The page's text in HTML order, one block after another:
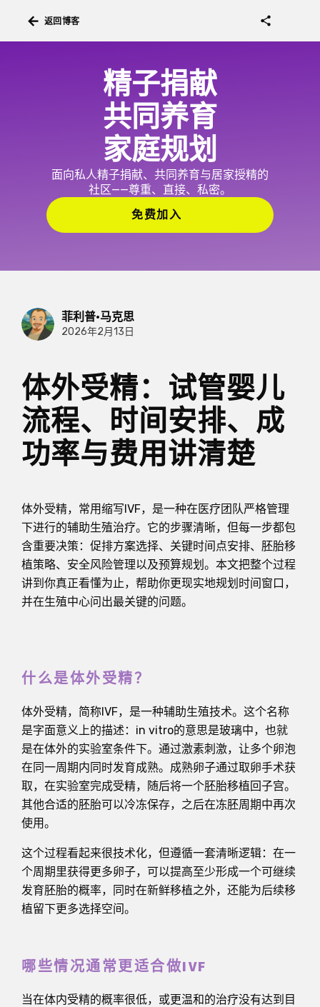
arrow_back 返回博客 share
精子捐献
共同养育
家庭规划
面向私人精子捐献、共同养育与居家授精的
社区——尊重、直接、私密。
免费加入
菲利普·马克思
2026年2月13日
体外受精：试管婴儿
流程、时间安排、成
功率与费用讲清楚
体外受精，常用缩写IVF，是一种在医疗团队严格管理
下进行的辅助生殖治疗。它的步骤清晰，但每一步都包
含重要决策：促排方案选择、关键时间点安排、胚胎移
植策略、安全风险管理以及预算规划。本文把整个过程
讲到你真正看懂为止，帮助你更现实地规划时间窗口，
并在生殖中心问出最关键的问题。
什么是体外受精？
体外受精，简称IVF，是一种辅助生殖技术。这个名称
是字面意义上的描述：in vitro的意思是玻璃中，也就
是在体外的实验室条件下。通过激素刺激，让多个卵泡
在同一周期内同时发育成熟。成熟卵子通过取卵手术获
取，在实验室完成受精，随后将一个胚胎移植回子宫。
其他合适的胚胎可以冷冻保存，之后在冻胚周期中再次
使用。
这个过程看起来很技术化，但遵循一套清晰逻辑：在一
个周期里获得更多卵子，可以提高至少形成一个可继续
发育胚胎的概率，同时在新鲜移植之外，还能为后续移
植留下更多选择空间。
哪些情况通常更适合做IVF
当在体内受精的概率很低，或更温和的治疗没有达到目